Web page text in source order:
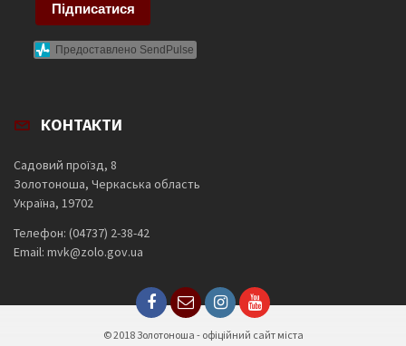
Підписатися
Предоставлено SendPulse
КОНТАКТИ
Садовий проїзд, 8
Золотоноша, Черкаська область
Україна, 19702
Телефон: (04737) 2-38-42
Email: mvk@zolo.gov.ua
© 2018 Золотоноша - офіційний сайт міста